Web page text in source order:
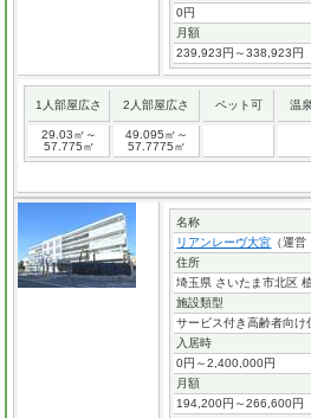
0円
月額
239,923円～338,923円
1人部屋広さ 2人部屋広さ ペット可 温
29.03㎡～
57.775㎡
49.095㎡～
57.7775㎡
名称
リアンレーヴ大宮 （運
住所
埼玉県 さいたま市北区
施設類型
サービス付き高齢者向け
入居時
0円～2,400,000円
月額
194,200円～266,600円